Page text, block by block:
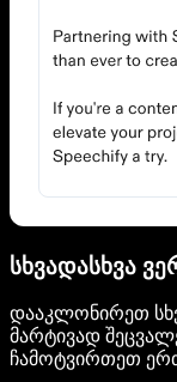
სხვადასხვა
დააკლონირეთ
მარტივად
ჩამოტვირთეთ